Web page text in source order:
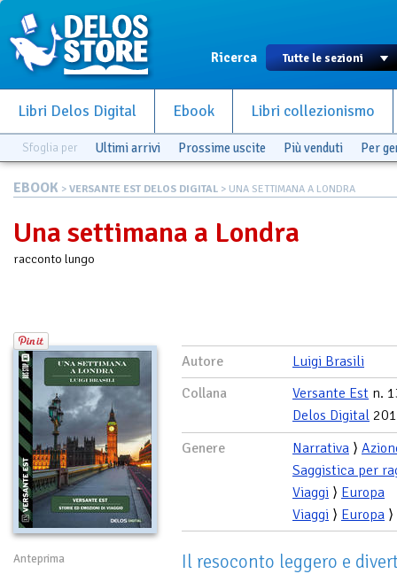
Ricerca
Libri Delos Digital Ebook Libri collezionismo
Sfoglia per Ultimi arrivi Prossime uscite Più venduti Per
EBOOK > VERSANTE EST DELOS DIGITAL > UNA SETTIMANA A LONDRA
Una settimana a Londra
racconto lungo
Anteprima
Autore
Luigi Brasili
Collana
Versante Est n.
Delos Digital
Genere
Narrativa ⟩
Saggistica per
Viaggi ⟩ Europa
Viaggi ⟩ Europa ⟩
Il resoconto leggero e